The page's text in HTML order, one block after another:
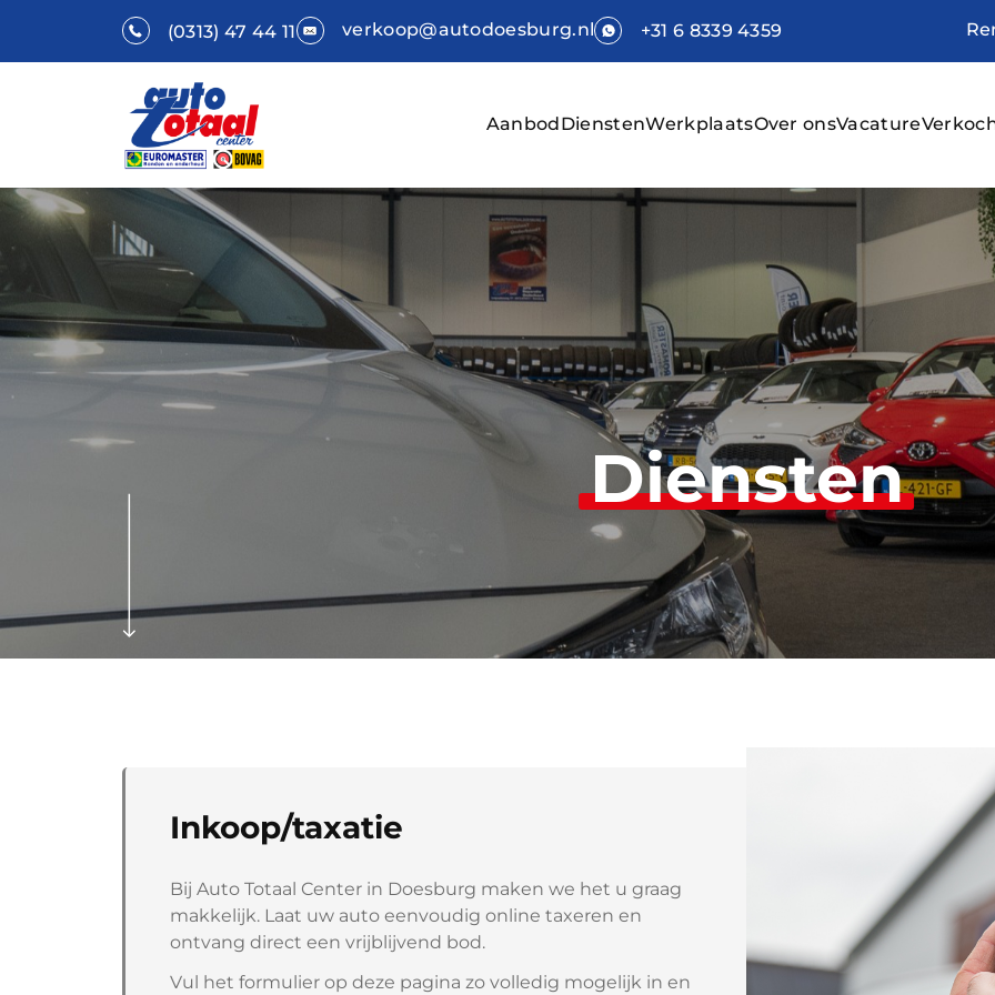
(0313) 47 44 11 verkoop@autodoesburg.nl +31 6 8339 4359
Aanbod DienstenWerkplaatsOver onsVacature
Diensten
Inkoop/taxatie
Bij Auto Totaal Center in Doesburg maken we het u graag
makkelijk. Laat uw auto eenvoudig online taxeren en
ontvang direct een vrijblijvend bod.
Vul het formulier op deze pagina zo volledig mogelijk in en